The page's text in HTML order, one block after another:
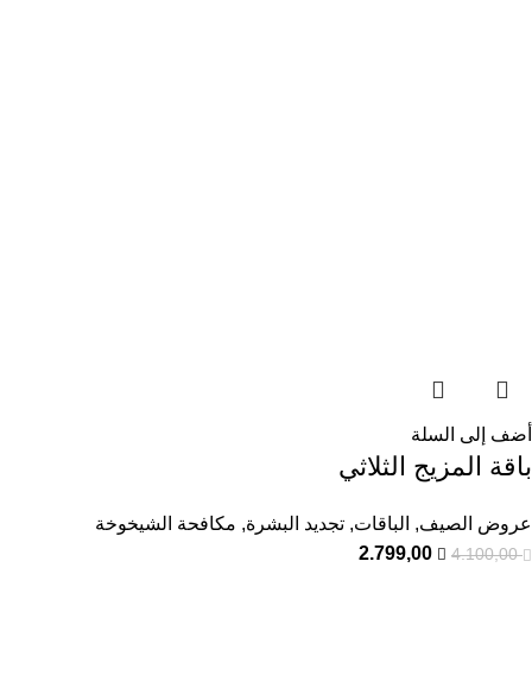
أضف إلى السلة
باقة المزيج الثلاثي
عروض الصيف, الباقات, تجديد البشرة, مكافحة الشيخوخة
4.100,00
2.799,00